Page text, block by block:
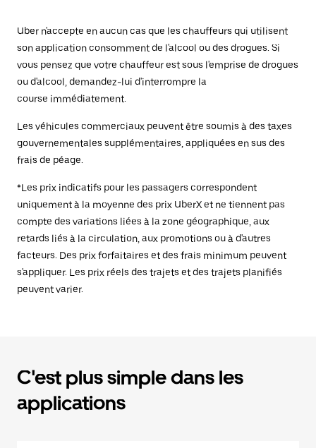
Uber n'accepte en aucun cas que les chauffeurs qui utilisent
son application consomment de l'alcool ou des drogues. Si
vous pensez que votre chauffeur est sous l'emprise de drogues
ou d'alcool, demandez-lui d'interrompre la
course immédiatement.
Les véhicules commerciaux peuvent être soumis à des taxes
gouvernementales supplémentaires, appliquées en sus des
frais de péage.
*Les prix indicatifs pour les passagers correspondent
uniquement à la moyenne des prix UberX et ne tiennent pas
compte des variations liées à la zone géographique, aux
retards liés à la circulation, aux promotions ou à d'autres
facteurs. Des prix forfaitaires et des frais minimum peuvent
s'appliquer. Les prix réels des trajets et des trajets planifiés
peuvent varier.
C'est plus simple dans les
applications